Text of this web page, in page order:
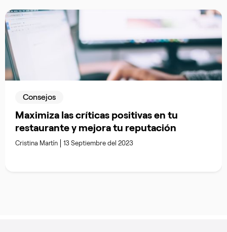
Consejos
Maximiza las críticas positivas en tu
restaurante y mejora tu reputación
Cristina Martín 13 Septiembre del 2023